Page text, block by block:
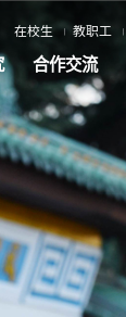
在校生 教职工
合作交流